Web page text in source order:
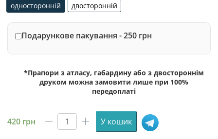
односторонній
односторонній
двосторонній
двосторонній
Подарункове пакування - 250 грн
*Прапори з атласу, габардину або з двостороннім
друком можна замовити лише при 100%
передоплаті
420 грн
Прапор
У кошик